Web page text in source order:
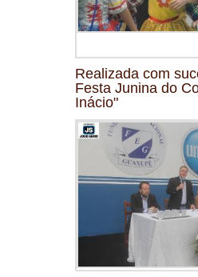
Realizada com
Festa Junina do
Inácio"